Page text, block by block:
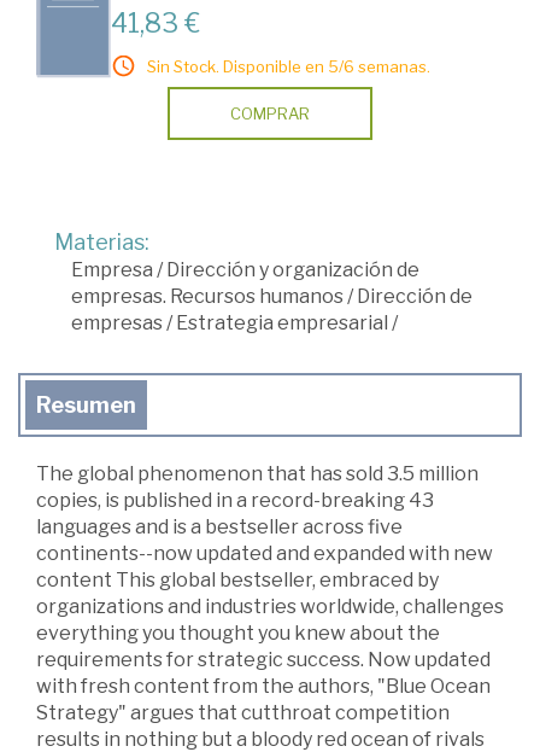
41,83 €
Sin Stock. Disponible en 5/6 semanas.
COMPRAR
Materias:
Empresa /Dirección y organización de
empresas. Recursos humanos/Dirección de
empresas/Estrategia empresarial /
Resumen
The global phenomenon that has sold 3.5 million
copies, is published in a record-breaking 43
languages and is a bestseller across five
continents--now updated and expanded with new
content This global bestseller, embraced by
organizations and industries worldwide, challenges
everything you thought you knew about the
requirements for strategic success. Now updated
with fresh content from the authors, "Blue Ocean
Strategy" argues that cutthroat competition
results in nothing but a bloody red ocean of rivals